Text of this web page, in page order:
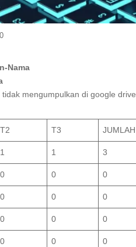
0
Nama
mengumpulkan di google drive
T2 T3 JUMLAH
1 1 3
0 0 0
0 0 0
0 0 0
0 0 0